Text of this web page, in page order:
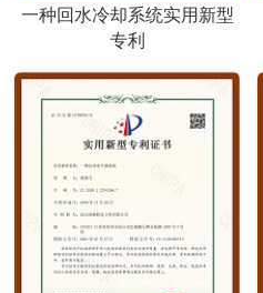
一种回水冷却系统实用新型
专利